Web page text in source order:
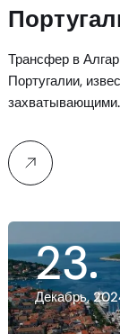
Трансфер в
Португалии,
23
Декабрь,